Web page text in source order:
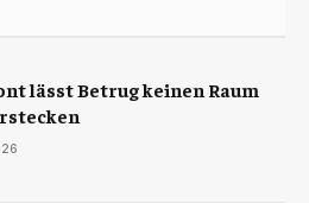
lässt Betrug keinen Raum